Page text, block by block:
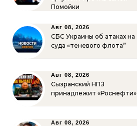
Помойки
Авг 08, 2026
СБС Украины об атаках на
суда «теневого флота”
Авг 08, 2026
Сызранский НПЗ
принадлежит «Роснефти»
Авг 08, 2026